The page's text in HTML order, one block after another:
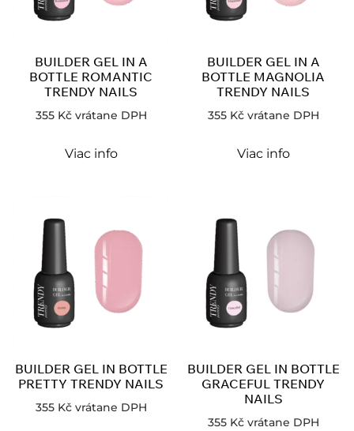
BUILDER GEL IN A
BOTTLE ROMANTIC
TRENDY NAILS
355 Kč vrátane DPH
Viac info
BUILDER GEL IN A
BOTTLE MAGNOLIA
TRENDY NAILS
355 Kč vrátane DPH
Viac info
BUILDER GEL IN BOTTLE
PRETTY TRENDY NAILS
355 Kč vrátane DPH
BUILDER GEL IN BOTTLE
GRACEFUL TRENDY
NAILS
355 Kč vrátane DPH